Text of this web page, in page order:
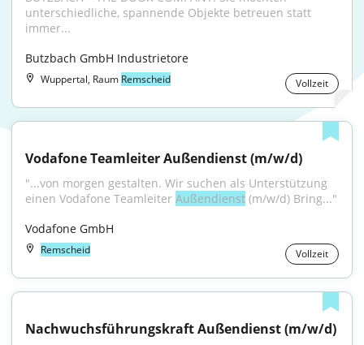
unterschiedliche, spannende Objekte betreuen statt
immer...
Butzbach GmbH Industrietore
Wuppertal, Raum Remscheid Vollzeit
Vodafone Teamleiter Außendienst (m/w/d)
"...von morgen gestalten. Wir suchen als Unterstützung
einen Vodafone Teamleiter Außendienst (m/w/d) Bring..."
Vodafone GmbH
Remscheid Vollzeit
Nachwuchsführungskraft Außendienst (m/w/d)